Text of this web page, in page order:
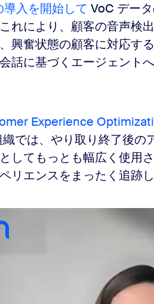
導入を開始して VoC デー
れにより、顧客の音声検
興奮状態の顧客に対応す
話に基づくエージェント
Experience
では、やり取り終了後の
してもっとも幅広く使用
リエンスをまったく追跡